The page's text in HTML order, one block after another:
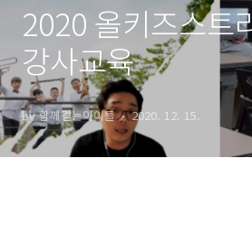
2020 올키즈스트
강사교육
by 함께걷는아이들 2020. 12. 15.